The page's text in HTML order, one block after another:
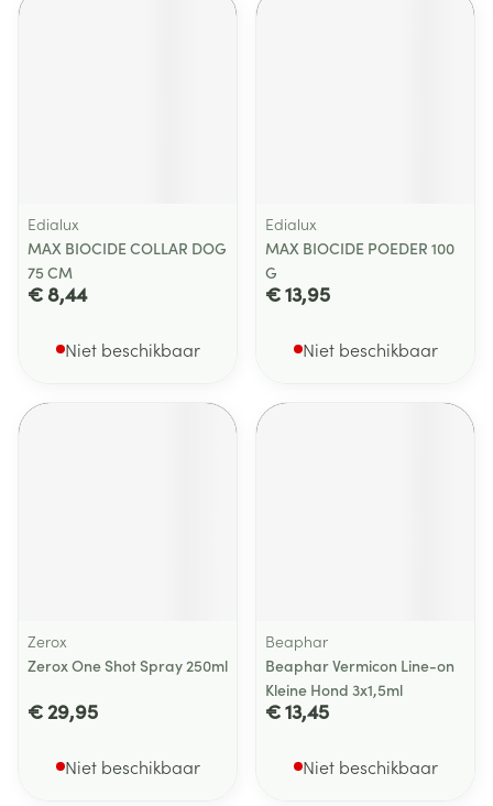
Edialux
MAX BIOCIDE COLLAR DOG
75 CM
€ 8,44
Niet beschikbaar
Edialux
MAX BIOCIDE POEDER 100
G
€ 13,95
Niet beschikbaar
Zerox
Zerox One Shot Spray 250ml
€ 29,95
Niet beschikbaar
Beaphar
Beaphar Vermicon Line-on
Kleine Hond 3x1,5ml
€ 13,45
Niet beschikbaar